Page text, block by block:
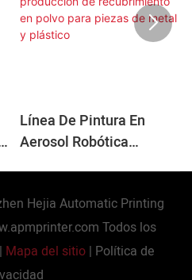
Línea De Pintura En
Aerosol Robótica
Producción De
Recubrimiento En Polvo
Para Piezas De Metal Y
Plástico
Hejia Automatic Printing
Todos los
Mapa del sitio| Política de